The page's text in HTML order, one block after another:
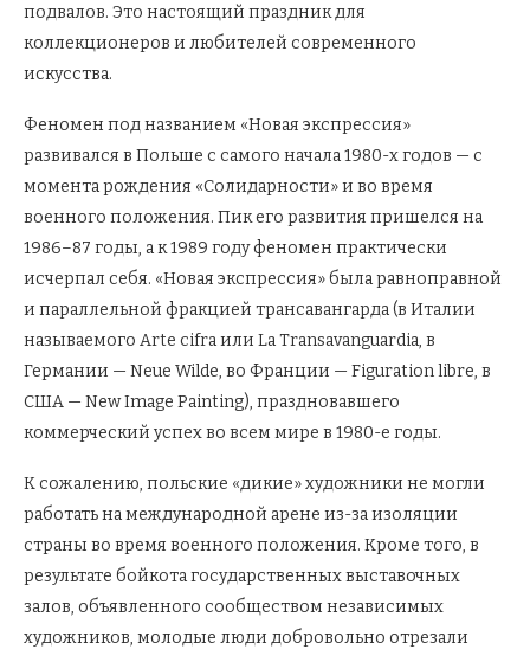
подвалов. Это настоящий праздник для
коллекционеров и любителей современного
искусства.
Феномен под названием «Новая экспрессия»
развивался в Польше с самого начала 1980-х годов — с
момента рождения «Солидарности» и во время
военного положения. Пик его развития пришелся на
1986–87 годы, а к 1989 году феномен практически
исчерпал себя. «Новая экспрессия» была равноправной
и параллельной фракцией трансавангарда (в Италии
называемого Arte cifra или La Transavanguardia, в
Германии — Neue Wilde, во Франции — Figuration libre, в
США — New Image Painting), праздновавшего
коммерческий успех во всем мире в 1980-е годы.
К сожалению, польские «дикие» художники не могли
работать на международной арене из-за изоляции
страны во время военного положения. Кроме того, в
результате бойкота государственных выставочных
залов, объявленного сообществом независимых
художников, молодые люди добровольно отрезали